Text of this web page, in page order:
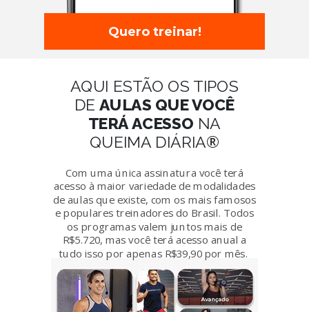
AQUI ESTÃO OS TIPOS
DEAULAS QUE VOCÊ
TERÁ ACESSO NA
QUEIMA DIÁRIA®
Com uma única assinatura você terá
acesso à maior variedade de modalidades
de aulas que existe, com os mais famosos
e populares treinadores do Brasil. Todos
os programas valem juntos mais de
R$5.720, mas você terá acesso anual a
tudo isso por apenas R$39,90 por mês.
Quero treinar!